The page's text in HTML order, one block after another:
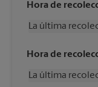
Hora de
La última
Miércoles
Viernes
Hora de
La última